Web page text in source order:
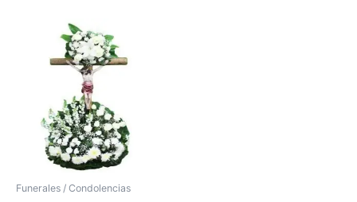
Funerales / Condolencias